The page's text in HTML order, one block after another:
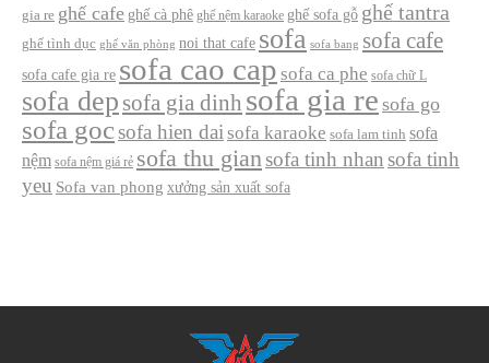
gia re ghế cafe ghế cà phê ghế nệm karaoke ghế sofa gỗ ghế tantra
ghế tình dục ghế văn phòng noi that cafe sofa sofa bang sofa cafe
sofa cafe gia re sofa cao cap sofa ca phe sofa chữ L
sofa dep sofa gia dinh sofa gia re sofa go
sofa gocsofa hien daisofa karaoke sofa lam tinh sofa
nệm sofa nệm giá rẻ sofa thu giansofa tinh nhansofa tinh
yeu Sofa van phong xưởng sản xuất sofa